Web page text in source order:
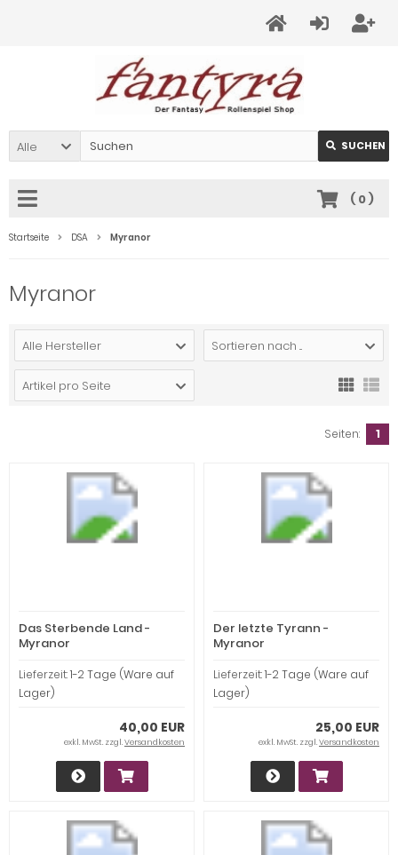
Alle SUCHEN
( 0)
Startseite DSA Myranor
Myranor
Alle Hersteller Sortieren nach ...
Artikel pro Seite
Seiten: 1
Das Sterbende Land -
Myranor
Lieferzeit:1-2 Tage (Ware auf
Lager)
40,00 EUR
exkl. MwSt. zzgl.Versandkosten
Der letzte Tyrann -
Myranor
Lieferzeit:1-2 Tage (Ware auf
Lager)
25,00 EUR
exkl. MwSt. zzgl.Versandkosten